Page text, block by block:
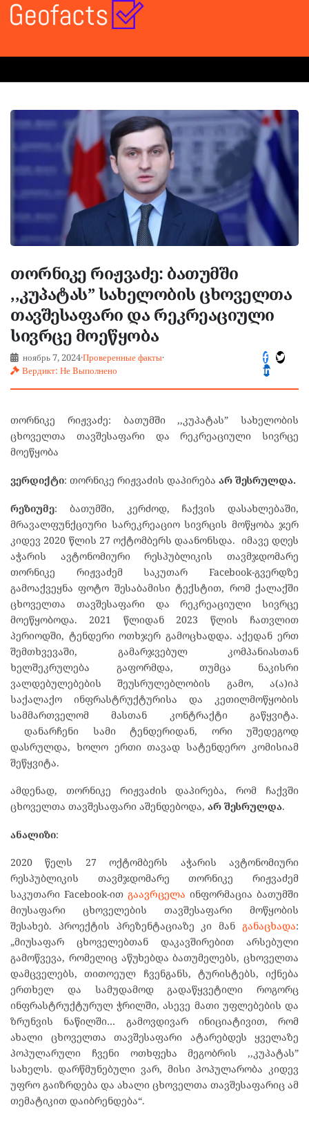
თორნიკე რიჟვაძე: ბათუმში
,,კუპატას” სახელობის ცხოველთა
თავშესაფარი და რეკრეაციული
სივრცე მოეწყობა
ноябрь 7, 2024·Проверенные факты·
Вердикт: Не Bыполнено
თორნიკე რიჟვაძე: ბათუმში ,,კუპატას” სახელობის
ცხოველთა თავშესაფარი და რეკრეაციული სივრცე
მოეწყობა
ვერდიქტი: თორნიკე რიჟვაძის დაპირება არ შესრულდა.
რეზიუმე: ბათუმში, კერძოდ, ჩაქვის დასახლებაში,
მრავალფუნქციური სარეკრეაციო სივრცის მოწყობა ჯერ
კიდევ 2020 წლის 27 ოქტომბერს დაანონსდა. იმავე დღეს
აჭარის ავტონომიური რესპუბლიკის თავმჯდომარე
თორნიკე რიჟვაძემ საკუთარ Facebook-გვერდზე
გამოაქვეყნა ფოტო შესაბამისი ტექსტით, რომ ქალაქში
ცხოველთა თავშესაფარი და რეკრეაციული სივრცე
მოეწყობოდა. 2021 წლიდან 2023 წლის ჩათვლით
პერიოდში, ტენდერი ოთხჯერ გამოცხადდა. აქედან ერთ
შემთხვევაში, გამარჯვებულ კომპანიასთან
ხელშეკრულება გაფორმდა, თუმცა ნაკისრი
ვალდებულებების შეუსრულებლობის გამო, ა(ა)იპ
საქალაქო ინფრასტრუქტურისა და კეთილმოწყობის
სამმართველომ მასთან კონტრაქტი გაწყვიტა.
დანარჩენი სამი ტენდერიდან, ორი უშედეგოდ
დასრულდა, ხოლო ერთი თავად სატენდერო კომისიამ
შეწყვიტა.
ამდენად, თორნიკე რიჟვაძის დაპირება, რომ ჩაქვში
ცხოველთა თავშესაფარი აშენდებოდა, არ შესრულდა.
ანალიზი:
2020 წელს 27 ოქტომბერს აჭარის ავტონომიური
რესპუბლიკის თავმჯდომარე თორნიკე რიჟვაძემ
საკუთარი Facebook-ით გაავრცელა ინფორმაცია ბათუმში
მიუსაფარი ცხოველების თავშესაფარი მოწყობის
შესახებ. პროექტის პრეზენტაციაზე კი მან განაცხადა:
„მიუსაფარ ცხოველებთან დაკავშირებით არსებული
გამოწვევა, რომელიც აწუხებდა ბათუმელებს, ცხოველთა
დამცველებს, თითოეულ ჩვენგანს, ტურისტებს, იქნება
ერთხელ და სამუდამოდ გადაწყვეტილი როგორც
ინფრასტრუქტურულ ჭრილში, ასევე მათი უფლებების და
ზრუნვის ნაწილში… გამოვდივარ ინიციატივით, რომ
ახალი ცხოველთა თავშესაფარი ატარებდეს ყველაზე
პოპულარული ჩვენი ოთხფეხა მეგობრის ,,კუპატას”
სახელს. დარწმუნებული ვარ, მისი პოპულარობა კიდევ
უფრო გაიზრდება და ახალი ცხოველთა თავშესაფარიც ამ
თემატიკით დაიბრენდება“.